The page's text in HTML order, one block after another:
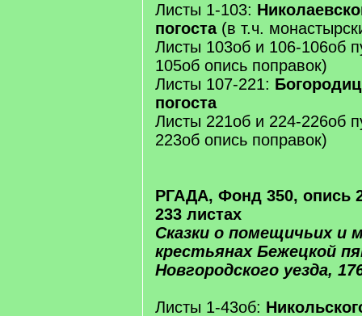
Листы 1-103:
погоста(в т.ч.
Листы 103об и 106-106об
105об опись поправок)
Листы 107-221:
погоста
Листы 221об и 224-226об
223об опись поправок)
РГАДА, Фонд 350, опись
233 листах
Сказки о помещичьих и
крестьянах Бежецкой
Новгородского уезда,
Листы 1-43об: